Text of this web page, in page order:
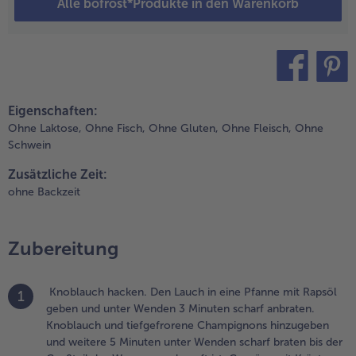
Alle bofrost*Produkte in den Warenkorb
Ofen auf
Grad
und
in
Mixer zu
und
Eigenschaften:
Ohne Laktose, Ohne Fisch, Ohne Gluten, Ohne Fleisch, Ohne
Schwein
Zusätzliche Zeit:
ohne Backzeit
Zubereitung
1
Knoblauch hacken. Den Lauch in eine Pfanne mit Rapsöl
geben und unter Wenden 3 Minuten scharf anbraten.
Knoblauch und tiefgefrorene Champignons hinzugeben
und weitere 5 Minuten unter Wenden scharf braten bis der